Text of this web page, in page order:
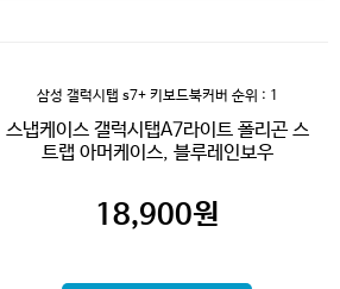
삼성 갤럭시탭 s7+ 키보드북커버 순위 : 1
스냅케이스 갤럭시탭A7라이트 폴리곤 스
트랩 아머케이스, 블루레인보우
18,900원